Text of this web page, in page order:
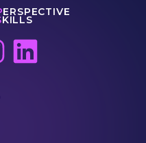
PERSPECTIVE
SKILLS